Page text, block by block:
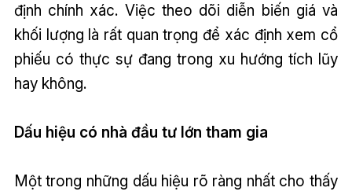
định chính xác. Việc theo dõi diễn biến giá và
khối lượng là rất quan trọng để xác định xem cổ
phiếu có thực sự đang trong xu hướng tích lũy
hay không.
Dấu hiệu có nhà đầu tư lớn tham gia
Một trong những dấu hiệu rõ ràng nhất cho thấy